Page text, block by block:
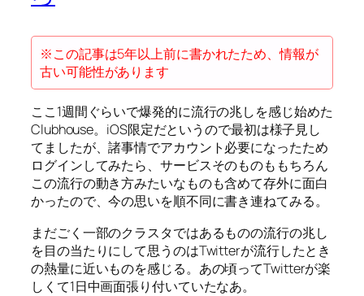
※この記事は5年以上前に書かれたため、情報が
古い可能性があります
ここ1週間ぐらいで爆発的に流行の兆しを感じ始めた
Clubhouse。iOS限定だというので最初は様子見し
てましたが、諸事情でアカウント必要になったため
ログインしてみたら、サービスそのものももちろん
この流行の動き方みたいなものも含めて存外に面白
かったので、今の思いを順不同に書き連ねてみる。
まだごく一部のクラスタではあるものの流行の兆し
を目の当たりにして思うのはTwitterが流行したとき
の熱量に近いものを感じる。あの頃ってTwitterが楽
しくて1日中画面張り付いていたなあ。